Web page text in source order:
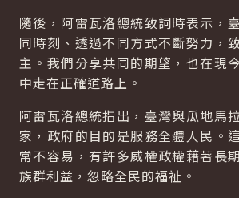
隨後，阿雷瓦洛總統致詞時表示，
同時刻、透過不同方式不斷努力，
主。我們分享共同的期望，也在現
中走在正確道路上。
阿雷瓦洛總統指出，臺灣與瓜地馬
家，政府的目的是服務全體人民。
常不容易，有許多威權政權藉著長
族群利益，忽略全民的福祉。